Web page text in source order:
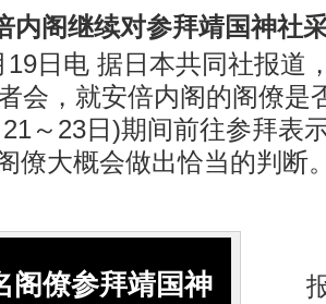
内阁继续对参拜靖国神社
日电 据日本共同社报道
会，就安倍内阁的阁僚是
～23日)期间前往参拜表
僚大概会做出恰当的判断
阁僚参拜靖国神
报